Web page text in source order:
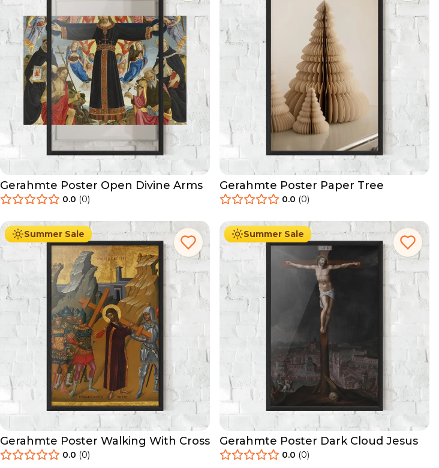
Gerahmte Poster Open Divine Arms
0.0 (0)
Gerahmte Poster Paper Tree
0.0 (0)
Summer Sale
Ab 49.90 € 29.90
Gerahmte Poster Walking With Cross
0.0 (0)
Summer Sale
Ab 49.90 € 29.90
Gerahmte Poster Dark Cloud Jesus
0.0 (0)
Ab 49.90 € 29.90 Ab 49.90 € 29.90